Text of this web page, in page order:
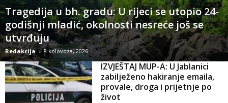
Tragedija u bh. gradu: U rijeci se utopio 24-
godišnji mladić, okolnosti nesreće još se
utvrđuju
Redakcija - 8 kolovoza, 2026
IZVJEŠTAJ MUP-A: U Jablanici
zabilježeno hakiranje emaila,
provale, droga i prijetnje po
život